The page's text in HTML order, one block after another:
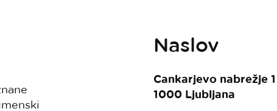
Naslov
Cankarjevo nabrežje 1
1000 Ljubljana